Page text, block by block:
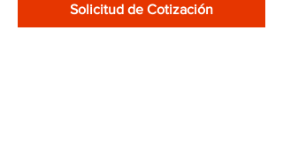
Solicitud de Cotización